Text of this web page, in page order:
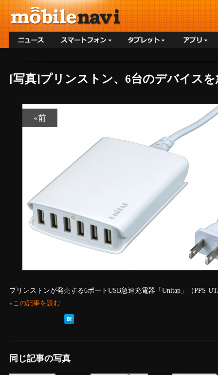
[写真]プリンストン、6台のデバイス
«前
プリンストンが発売する6ポートUSB急速充電器「Unitap」（PPS-
»この記事を読む
同じ記事の写真